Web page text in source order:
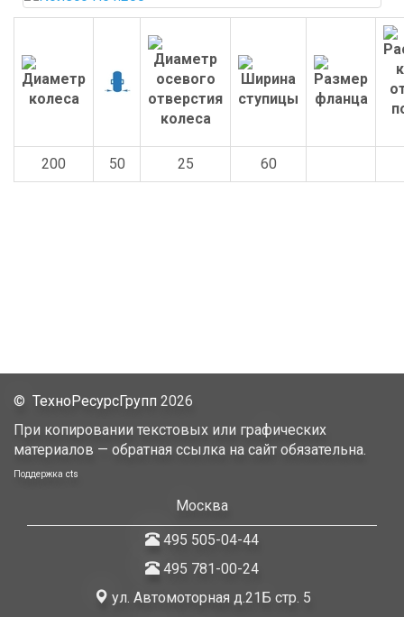
200 50 25 60
© ТехноРесурсГрупп 2026
При копировании текстовых или графических
материалов — обратная ссылка на сайт обязательна.
Поддержка cts
Москва
495 505-04-44
495 781-00-24
ул. Автомоторная д.21Б стр. 5